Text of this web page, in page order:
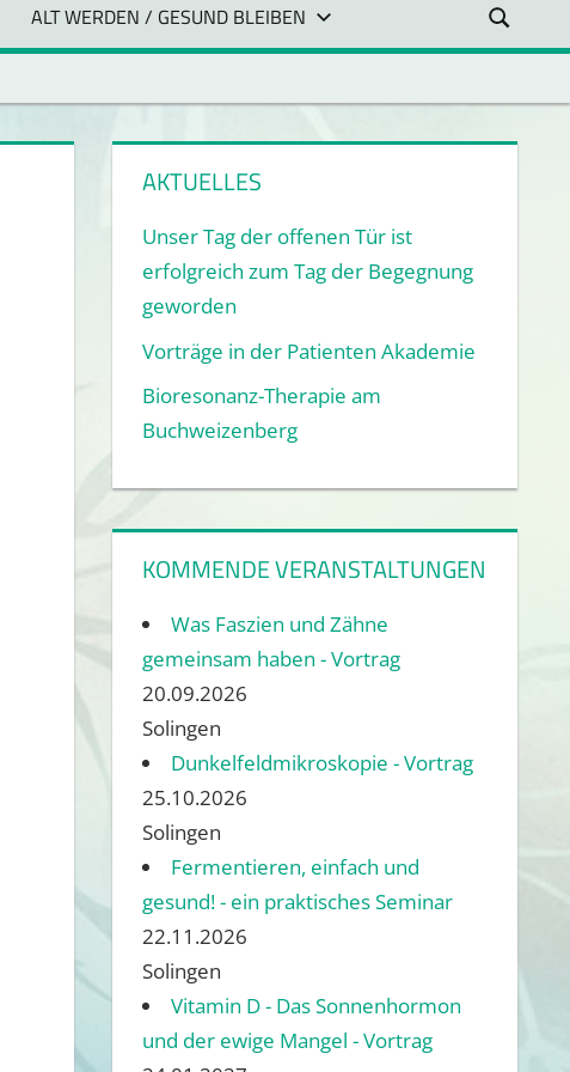
ALT WERDEN / GESUND BLEIBEN
AKTUELLES
Unser Tag der offenen Tür ist
erfolgreich zum Tag der Begegnung
geworden
Vorträge in der Patienten Akademie
Bioresonanz-Therapie am
Buchweizenberg
KOMMENDE VERANSTALTUNGEN
Was Faszien und Zähne
gemeinsam haben - Vortrag
20.09.2026
Solingen
Dunkelfeldmikroskopie - Vortrag
25.10.2026
Solingen
Fermentieren, einfach und
gesund! - ein praktisches Seminar
22.11.2026
Solingen
Vitamin D - Das Sonnenhormon
und der ewige Mangel - Vortrag